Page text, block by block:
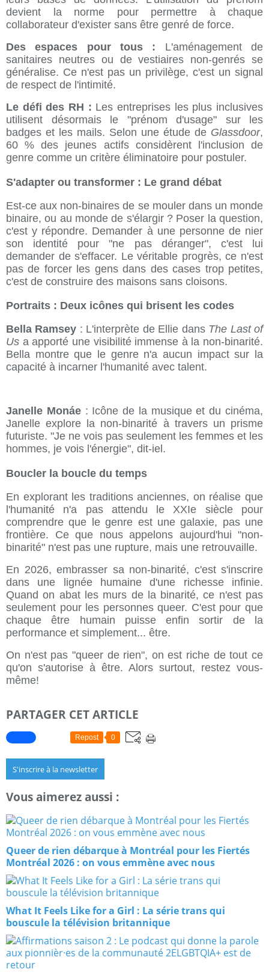
devient la norme pour permettre à chaque
collaborateur d'exister sans être genré de force.
Des espaces pour tous : L'aménagement de
sanitaires neutres ou de vestiaires non-genrés se
généralise. Ce n'est pas un privilège, c'est un signal
de respect de l'intimité.
Le défi des RH : Les entreprises les plus inclusives
utilisent désormais le "prénom d'usage" sur les
badges et les mails. Selon une étude de Glassdoor,
60 % des jeunes actifs considèrent l'inclusion de
genre comme un critère éliminatoire pour postuler.
S'adapter ou transformer : Le grand débat
Est-ce aux non-binaires de se mouler dans un monde
binaire, ou au monde de s'élargir ? Poser la question,
c'est y répondre. Demander à une personne de nier
son identité pour "ne pas déranger", c'est lui
demander de s'effacer. Le véritable progrès, ce n'est
pas de forcer les gens dans des cases trop petites,
c'est de construire des maisons sans cloisons.
Portraits : Deux icônes qui brisent les codes
Bella Ramsey : L'interprète de Ellie dans The Last of
Us a apporté une visibilité immense à la non-binarité.
Bella montre que le genre n'a aucun impact sur la
capacité à incarner l'humanité avec talent.
Janelle Monáe: Icône de la musique et du cinéma,
Janelle explore la non-binarité à travers un prisme
futuriste. "Je ne vois pas seulement les femmes et les
hommes, je vois l'énergie", dit-iel.
Boucler la boucle du temps
En explorant les traditions anciennes, on réalise que
l'humanité n'a pas attendu le XXIe siècle pour
comprendre que le genre est une galaxie, pas une
frontière. Ce que nous appelons aujourd'hui "non-
binarité" n'est pas une rupture, mais une retrouvaille.
En 2026, embrasser sa non-binarité, c'est s'inscrire
dans une lignée humaine d'une richesse infinie.
Quand on abat les murs de la binarité, ce n'est pas
seulement pour les personnes queer. C'est pour que
chaque être humain puisse enfin sortir de la
performance et simplement... être.
On n'est pas "queer de rien", on est riche de tout ce
qu'on s'autorise à être. Alors surtout, restez vous-
même!
PARTAGER CET ARTICLE
Repost 0
S'inscrire à la newsletter
Vous aimerez aussi :
Queer de rien débarque à Montréal pour les Fiertés
Montréal 2026 : on vous emmène avec nous
What It Feels Like for a Girl : La série trans qui
bouscule la télévision britannique